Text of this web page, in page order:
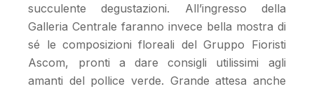
succulente degustazioni. All’ingresso della
Galleria Centrale faranno invece bella mostra di
sé le composizioni floreali del Gruppo Fioristi
Ascom, pronti a dare consigli utilissimi agli
amanti del pollice verde. Grande attesa anche